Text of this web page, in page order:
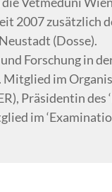
2007 zusätzlich
(Dosse).
Forschung in
im
Präsidentin
im